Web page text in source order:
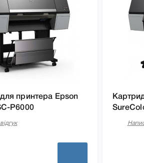
правильність вибору.
принтера Epson
P6000